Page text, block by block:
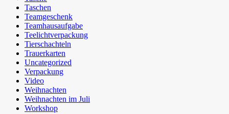
Taschen
Teamgeschenk
Teamhausaufgabe
Teelichtverpackung
Tierschachteln
Trauerkarten
Uncategorized
Verpackung
Video
Weihnachten
Weihnachten im Juli
Workshop